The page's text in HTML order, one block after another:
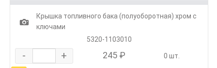
1
Крышка топливного бака (полуоборотная) хром с
ключами
5320-1103010
- + 245 ₽ 0 шт.